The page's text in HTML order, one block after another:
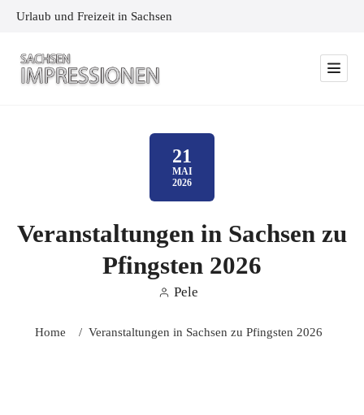
Urlaub und Freizeit in Sachsen
21
MAI
2026
Veranstaltungen in Sachsen zu
Pfingsten 2026
Pele
Home / Veranstaltungen in Sachsen zu Pfingsten 2026